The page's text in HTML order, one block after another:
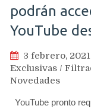
podrán
YouTube
3 febrero, 2021
Exclusivas /
Novedades
YouTube pronto